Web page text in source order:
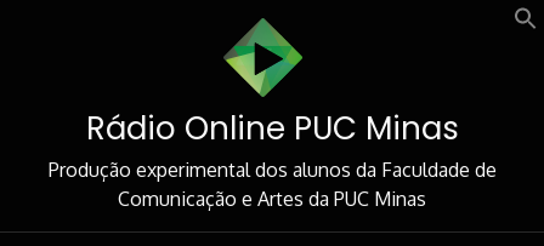
Rádio Online PUC Minas
Produção experimental dos alunos da Faculdade de
Comunicação e Artes da PUC Minas